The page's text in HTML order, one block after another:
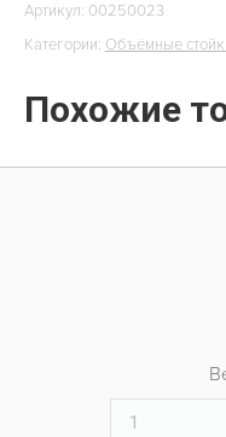
Артикул: 00250023
Категории: Объёмные
Похожие